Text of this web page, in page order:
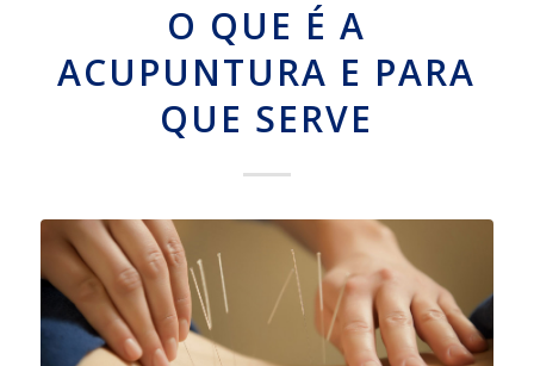
O QUE É A
ACUPUNTURA E PARA
QUE SERVE